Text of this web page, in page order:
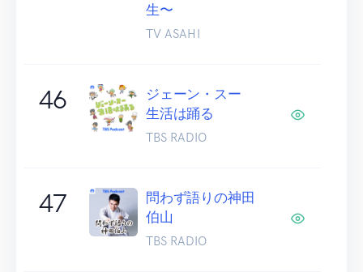
生〜
TV ASAHI
46
ジェーン・スー
生活は踊る
TBS RADIO
47
問わず語りの神田
伯山
TBS RADIO